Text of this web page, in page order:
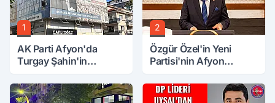
1
AK Parti Afyon'da
Turgay Şahin'in
2
Özgür Özel'in Yeni
Partisi'nin Afyon